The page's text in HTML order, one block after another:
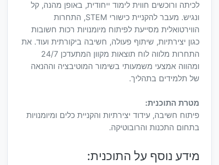
לכיתה ורוכשים חווית לימוד ייחודית, באופן מהנה, קל
ונגיש. מעבר להקניית כישורי STEM, התחרות
הווירטואלית מסייעת לפיתוח מיומנויות רכות חשובות
כגון יצירתיות, שיתוף פעולה, חשיבה ביקורתית ועוד. את
התחרות מלווה לוח תוצאות מקוון המתעדכן 24/7
ומהווה אמצעי משמעותי בשימור המוטיבציה וההנאה
של תלמידים בתהליך.
מטרת התוכנית:
פיתוח חשיבה, עידוד יצירתיות והקניית כלים ומיומנויות
בתחום התכנות והרובוטיקה.
מידע נוסף על התוכנית: